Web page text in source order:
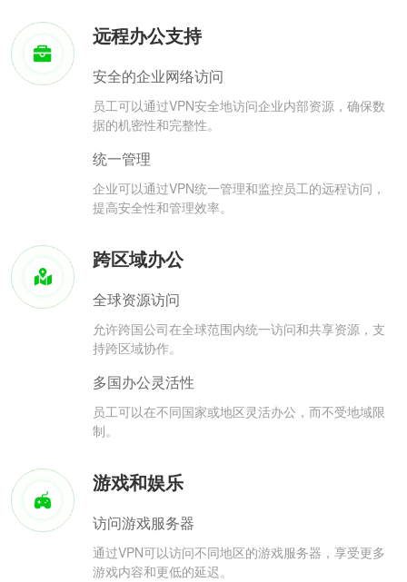
远程办公支持
安全的企业网络访问
员工可以通过VPN安全地访问企业内部资源，确保数
据的机密性和完整性。
统一管理
企业可以通过VPN统一管理和监控员工的远程访问，
提高安全性和管理效率。
跨区域办公
全球资源访问
允许跨国公司在全球范围内统一访问和共享资源，支
持跨区域协作。
多国办公灵活性
员工可以在不同国家或地区灵活办公，而不受地域限
制。
游戏和娱乐
访问游戏服务器
通过VPN可以访问不同地区的游戏服务器，享受更多
游戏内容和更低的延迟。